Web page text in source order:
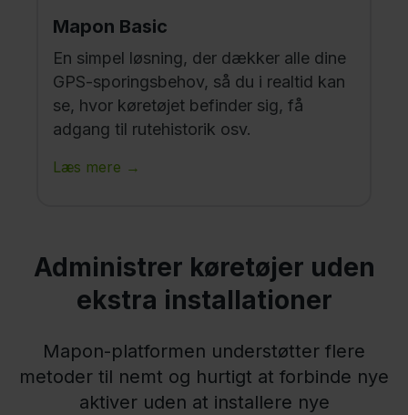
Mapon Basic
En simpel løsning, der dækker alle dine
GPS-sporingsbehov, så du i realtid kan
se, hvor køretøjet befinder sig, få
adgang til rutehistorik osv.
Læs mere →
Administrer køretøjer uden
ekstra installationer
Mapon-platformen understøtter flere
metoder til nemt og hurtigt at forbinde nye
aktiver uden at installere nye